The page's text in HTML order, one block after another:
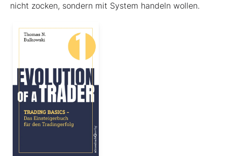
nicht zocken, sondern mit System handeln wollen.